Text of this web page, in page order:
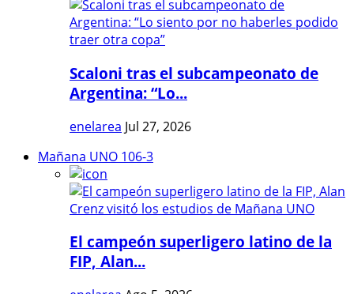
Scaloni tras el subcampeonato de
Argentina: “Lo...
enelarea Jul 27, 2026
Mañana UNO 106-3
El campeón superligero latino de la
FIP, Alan...